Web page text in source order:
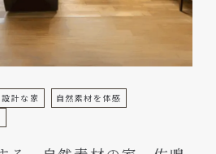
計な家
自然素材を体感